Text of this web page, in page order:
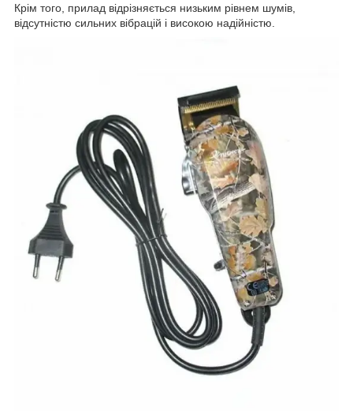
Крім того, прилад відрізняється низьким рівнем шумів,
відсутністю сильних вібрацій і високою надійністю.